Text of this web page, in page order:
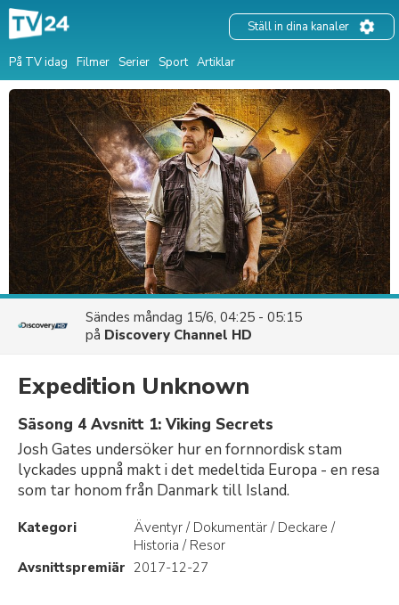
På TV idag Filmer Serier Sport Artiklar
Ställ in dina kanaler
Sändes måndag 15/6, 04:25 - 05:15
på Discovery Channel HD
Expedition Unknown
Säsong 4 Avsnitt 1: Viking Secrets
Josh Gates undersöker hur en fornnordisk stam
lyckades uppnå makt i det medeltida Europa - en resa
som tar honom från Danmark till Island.
Kategori
Äventyr / Dokumentär / Deckare /
Historia / Resor
Avsnittspremiär 2017-12-27